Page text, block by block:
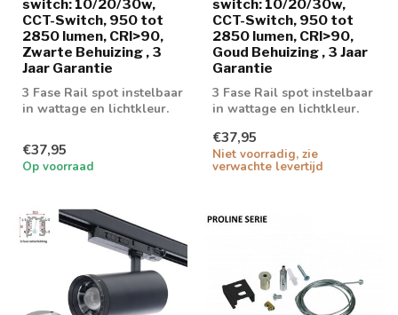
switch: 10/20/30w,
CCT-Switch, 950 tot
2850 lumen, CRI>90,
Zwarte Behuizing , 3
Jaar Garantie
3 Fase Rail spot instelbaar
in wattage en lichtkleur.
€37,95
Op voorraad
switch: 10/20/30w,
CCT-Switch, 950 tot
2850 lumen, CRI>90,
Goud Behuizing , 3 Jaar
Garantie
3 Fase Rail spot instelbaar
in wattage en lichtkleur.
€37,95
Niet voorradig, zie
verwachte levertijd